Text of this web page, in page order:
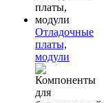
Отладочные
платы,
модули